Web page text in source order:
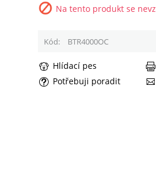
Na tento produkt se
Kód BTR4000OC
Hlídací pes
Potřebuji poradit